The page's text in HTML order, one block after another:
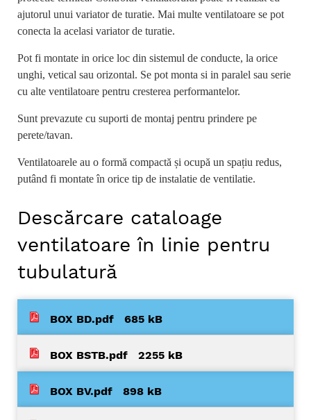
ajutorul unui variator de turatie. Mai multe ventilatoare se pot
conecta la acelasi variator de turatie.
Pot fi montate in orice loc din sistemul de conducte, la orice
unghi, vetical sau orizontal. Se pot monta si in paralel sau serie
cu alte ventilatoare pentru cresterea performantelor.
Sunt prevazute cu suporti de montaj pentru prindere pe
perete/tavan.
Ventilatoarele au o formă compactă și ocupă un spațiu redus,
putând fi montate în orice tip de instalatie de ventilatie.
Descărcare cataloage
ventilatoare în linie pentru
tubulatură
BOX BD.pdf 685 kB
BOX BSTB.pdf 2255 kB
BOX BV.pdf 898 kB